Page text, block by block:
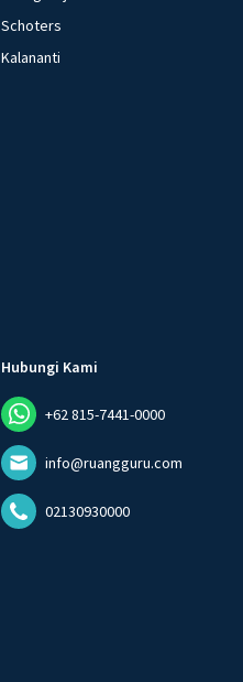
Schoters
Kalananti
Hubungi Kami
+62 815-7441-0000
info@ruangguru.com
02130930000